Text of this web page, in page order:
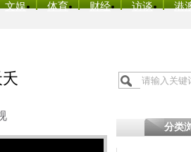
文娱 体育 财经 访谈 港
分类